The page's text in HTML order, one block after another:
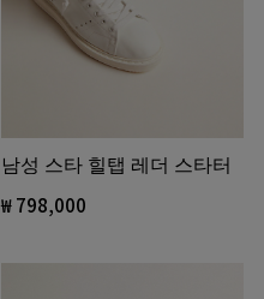
남성 스타 힐탭 레더 스타터
₩ 798,000